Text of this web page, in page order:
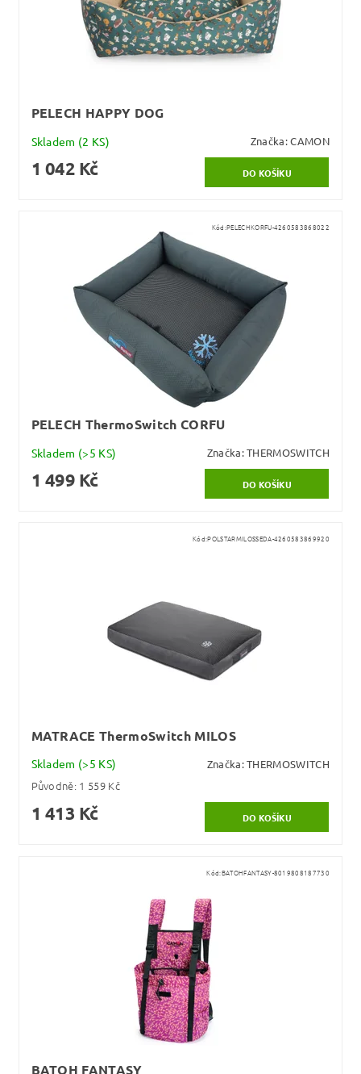
PELECH HAPPY DOG
Skladem (2 KS) Značka:CAMON
1 042 Kč
Kód:PELECHKORFU-4260583868022
PELECH ThermoSwitch CORFU
Skladem (>5 KS) Značka:THERMOSWITCH
1 499 Kč
Kód:POLSTARMILOSSEDA-4260583869920
MATRACE ThermoSwitch MILOS
Skladem (>5 KS) Značka:THERMOSWITCH
Původně: 1 559 Kč
1 413 Kč
Kód:BATOHFANTASY-8019808187730
BATOH FANTASY